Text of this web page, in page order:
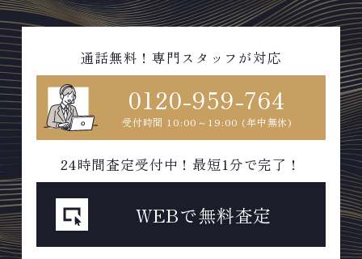
通話無料！専門スタッフが対応
0120-959-764
受付時間 10:00～19:00 (年中無休)
24時間査定受付中！最短1分で完了！
WEBで無料査定